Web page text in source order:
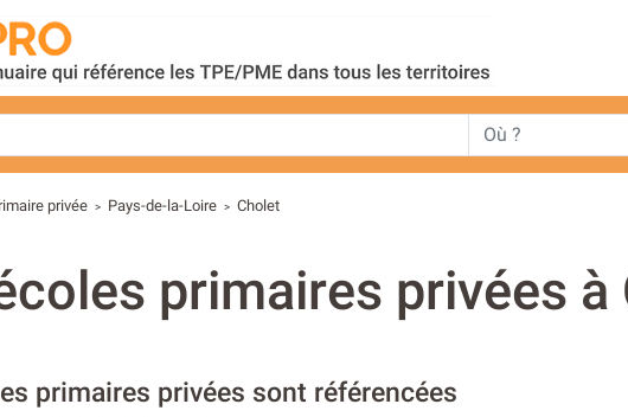
privée > Pays-de-la-Loire > Cholet
primaires privées à
primaires privées sont référencées